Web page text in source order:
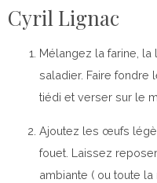
Cyril Lignac
Mélangez la farine,
saladier. Faire
tiédi et verser sur le
Ajoutez les œufs
fouet. Laissez
ambiante ( ou toute la